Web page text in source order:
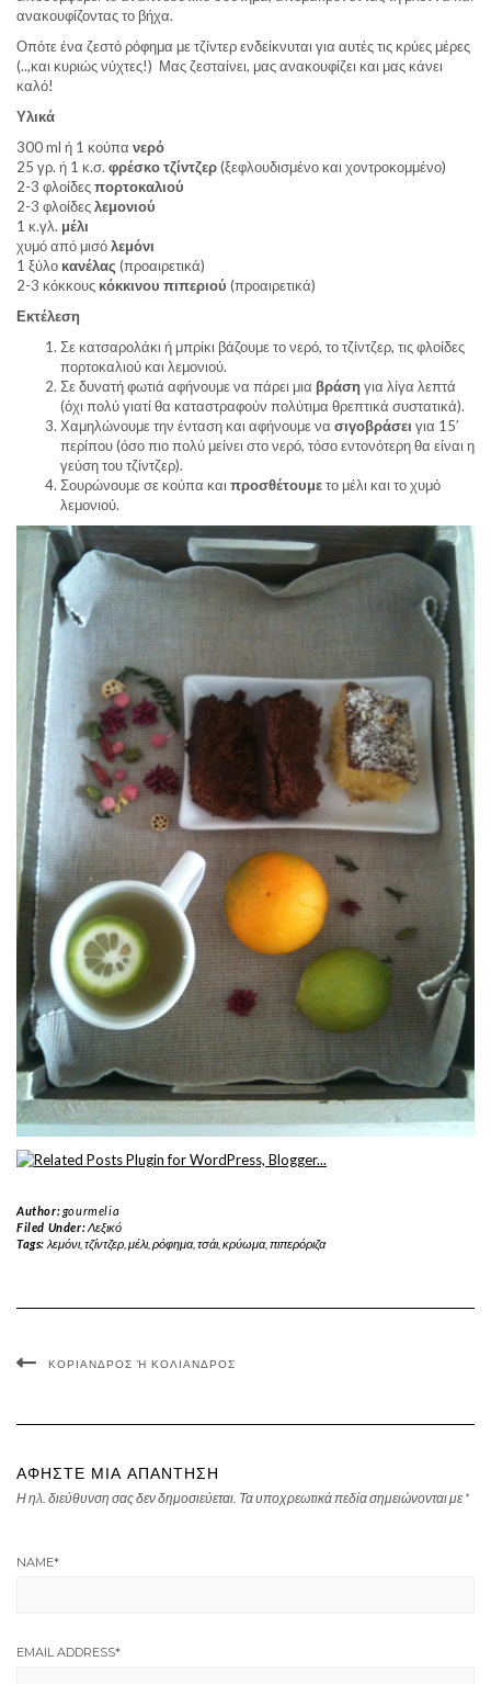
ανακουφίζοντας το βήχα.
Οπότε ένα ζεστό ρόφημα με τζίντερ ενδείκνυται για αυτές τις κρύες μέρες
(..,και κυριώς νύχτες!) Μας ζεσταίνει, μας ανακουφίζει και μας κάνει
καλό!
Υλικά
300 ml ή 1 κούπα νερό
25 γρ. ή 1 κ.σ. φρέσκο τζίντζερ(ξεφλουδισμένο και χοντροκομμένο)
2-3 φλοίδεςπορτοκαλιού
2-3 φλοίδεςλεμονιού
1 κ.γλ. μέλι
χυμό από μισόλεμόνι
1 ξύλο κανέλας (προαιρετικά)
2-3 κόκκους κόκκινου πιπεριού (προαιρετικά)
Εκτέλεση
Σε κατσαρολάκι ή μπρίκι βάζουμε το νερό, το τζίντζερ, τις φλοίδες
πορτοκαλιού και λεμονιού.
Σε δυνατή φωτιά αφήνουμε να πάρει μια βράσηγια λίγα λεπτά
(όχι πολύ γιατί θα καταστραφούν πολύτιμα θρεπτικά συστατικά).
Χαμηλώνουμε την ένταση και αφήνουμε να σιγοβράσει για 15′
περίπου (όσο πιο πολύ μείνει στο νερό, τόσο εντονότερη θα είναι η
γεύση του τζίντζερ).
Σουρώνουμε σε κούπα και προσθέτουμετο μέλι και το χυμό
λεμονιού.
Author:gourmelia
Filed Under:Λεξικό
Tags: λεμόνι, τζίντζερ, μέλι, ρόφημα, τσάι, κρύωμα, πιπερόριζα
ΚΟΡΊΑΝΔΡΟΣ Ή ΚΌΛΙΑΝΔΡΟΣ
ΑΦΉΣΤΕ ΜΙΑ ΑΠΆΝΤΗΣΗ
Η ηλ. διεύθυνση σας δεν δημοσιεύεται. Τα υποχρεωτικά πεδία σημειώνονται με*
NAME*
EMAIL ADDRESS*